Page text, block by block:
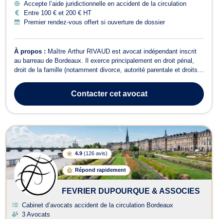
Accepte l’aide juridictionnelle en accident de la circulation
Entre 100 € et 200 € HT
Premier rendez-vous offert si ouverture de dossier
À propos : Maître Arthur RIVAUD est avocat indépendant inscrit
au barreau de Bordeaux. Il exerce principalement en droit pénal,
droit de la famille (notamment divorce, autorité parentale et droits
accompagne ses clients avec compétence et clarté, que ce soit
pour des co...
Contactercet avocat
4.9 (126 avis)
Répond rapidement
FEVRIER DUPOURQUE & ASSOCIES
Cabinet d’avocats accident de la circulation Bordeaux
3 Avocats